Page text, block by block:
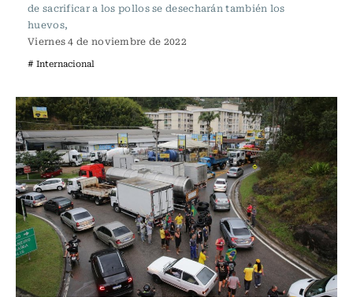
de sacrificar a los pollos se desecharán también los
huevos,
Viernes 4 de noviembre de 2022
# Internacional